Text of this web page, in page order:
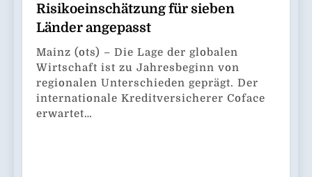
Risikoeinschätzung für sieben
Länder angepasst
Mainz (ots) – Die Lage der globalen
Wirtschaft ist zu Jahresbeginn von
regionalen Unterschieden geprägt. Der
internationale Kreditversicherer Coface
erwartet…